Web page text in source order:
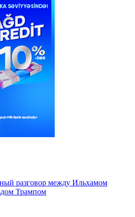
разговор между Ильхамом
Трампом